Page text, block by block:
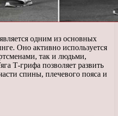
одним из основных
Оно активно используется
так и людьми,
Т-грифа позволяет развить
спины, плечевого пояса и